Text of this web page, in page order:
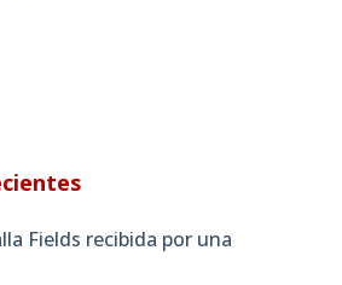
Fields recibida por una